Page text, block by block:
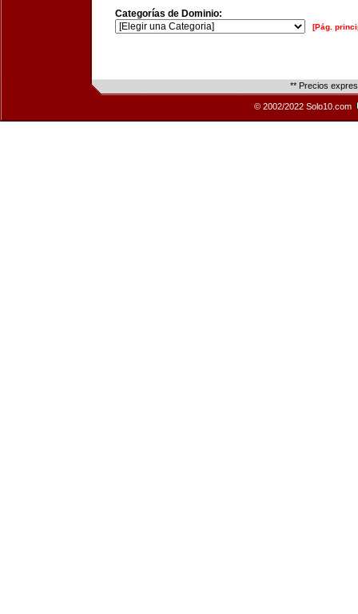
Categorías de Dominio:
[Pág.
** Precios
© 2002/2022 Solo10.com